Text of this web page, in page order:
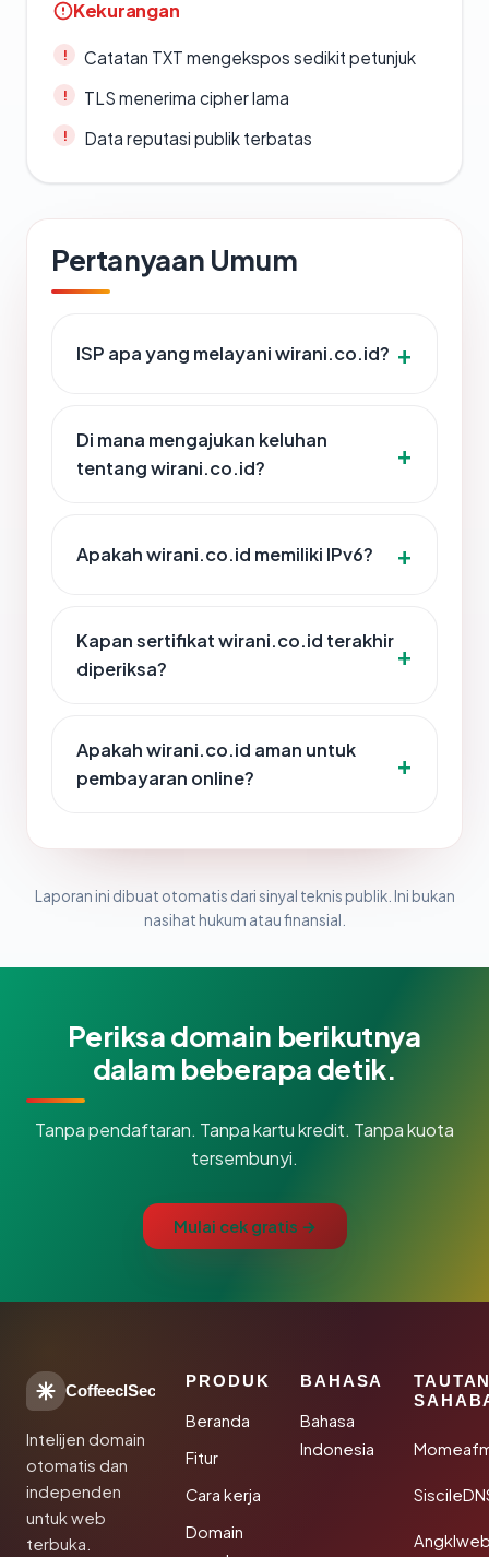
Kekurangan
Catatan TXT mengekspos sedikit petunjuk
TLS menerima cipher lama
Data reputasi publik terbatas
Pertanyaan Umum
ISP apa yang melayani wirani.co.id?
Di mana mengajukan keluhan
tentang wirani.co.id?
Apakah wirani.co.id memiliki IPv6?
Kapan sertifikat wirani.co.id terakhir
diperiksa?
Apakah wirani.co.id aman untuk
pembayaran online?
Laporan ini dibuat otomatis dari sinyal teknis publik. Ini bukan
nasihat hukum atau finansial.
Periksa domain berikutnya
dalam beberapa detik.
Tanpa pendaftaran. Tanpa kartu kredit. Tanpa kuota
tersembunyi.
Mulai cek gratis →
CoffeeclSec
Intelijen domain
otomatis dan
independen
untuk web
terbuka.
PRODUK
Beranda
Fitur
Cara kerja
Domain
BAHASA
Bahasa
Indonesia